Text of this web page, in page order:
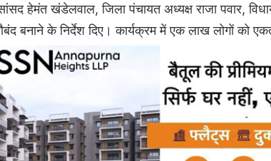
सांसद हेमंत खंडेलवाल, जिला पंचायत अध्यक्ष राजा पवार,
बनाने के निर्देश दिए। कार्यक्रम में एक लाख लोगाें को